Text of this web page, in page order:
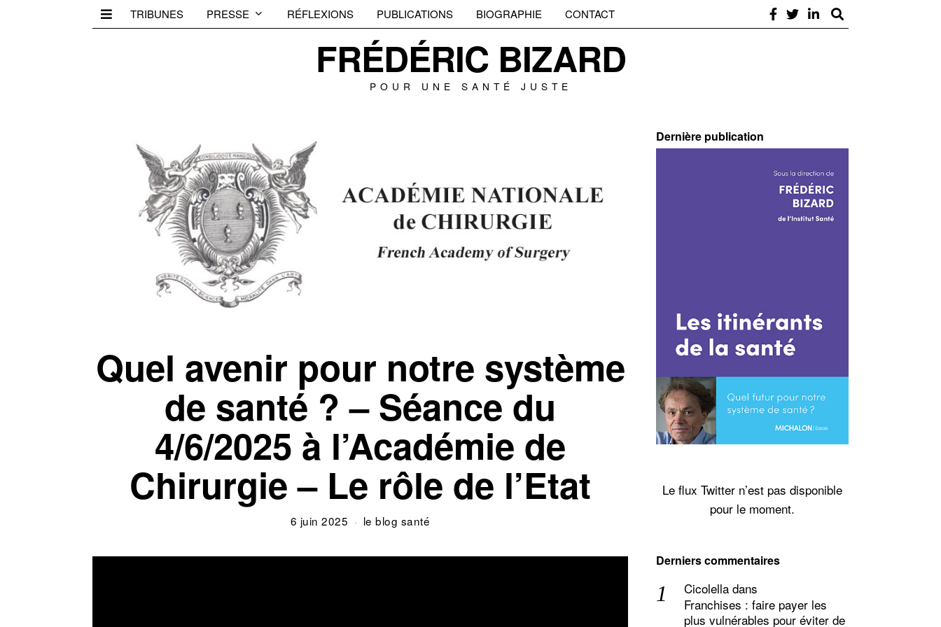
TRIBUNES PRESSE RÉFLEXIONS PUBLICATIONS BIOGRAPHIE CONTACT
FRÉDÉRIC BIZARD
POUR UNE SANTÉ JUSTE
Quel avenir pour notre système
de santé ? – Séance du
4/6/2025 à l’Académie de
Chirurgie – Le rôle de l’Etat
6 juin 2025 le blog santé
Dernière publication
Le flux Twitter n’est pas disponible
pour le moment.
Derniers commentaires
Cicolella dans
Franchises : faire payer les
plus vulnérables pour éviter de